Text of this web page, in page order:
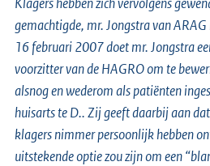
gemachtigde, mr. Jongstra van
16 februari 2007 doet mr. Jongstra
voorzitter van de HAGRO om te
alsnog en wederom als patiënten
huisarts te D.. Zij geeft daarbij aan
klagers nimmer persoonlijk hebben
uitstekende optie zou zijn om een